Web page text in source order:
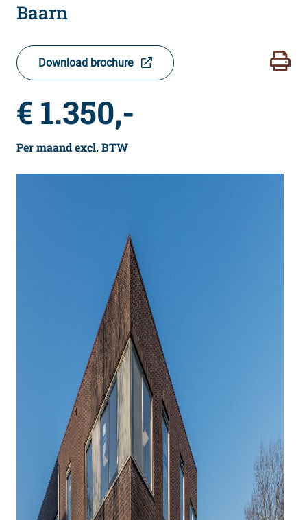
Baarn
Download brochure
€ 1.350,-
Per maand excl. BTW